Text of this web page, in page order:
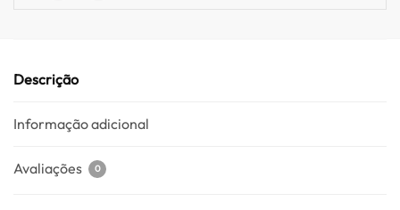
Descrição
Informação adicional
Avaliações 0